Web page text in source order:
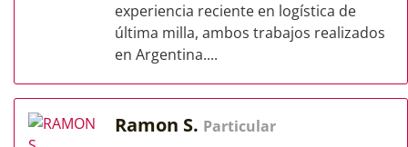
experiencia reciente en logística de
última milla, ambos trabajos realizados
en Argentina....
Ramon S. Particular